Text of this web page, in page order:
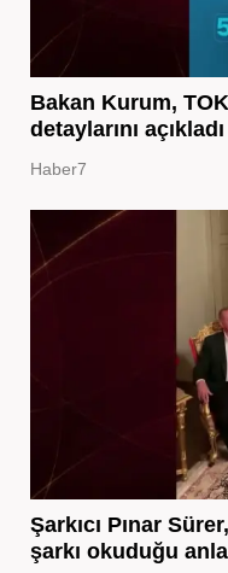
Bakan Kurum,
detaylarını açıkladı
Haber7
Şarkıcı Pınar
şarkı okuduğu